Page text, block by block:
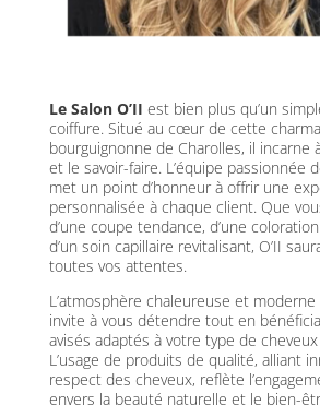
Le Salon O’II est bien plus qu’un
coiffure. Situé au cœur de cette
bourguignonne de Charolles, il incarne
et le savoir-faire. L’équipe passionnée
met un point d’honneur à offrir une
personnalisée à chaque client. Que
d’une coupe tendance, d’une
d’un soin capillaire revitalisant, O’II
toutes vos attentes.
L’atmosphère chaleureuse et
invite à vous détendre tout en
avisés adaptés à votre type de
L’usage de produits de qualité, alliant
respect des cheveux, reflète
envers la beauté naturelle et le bien-